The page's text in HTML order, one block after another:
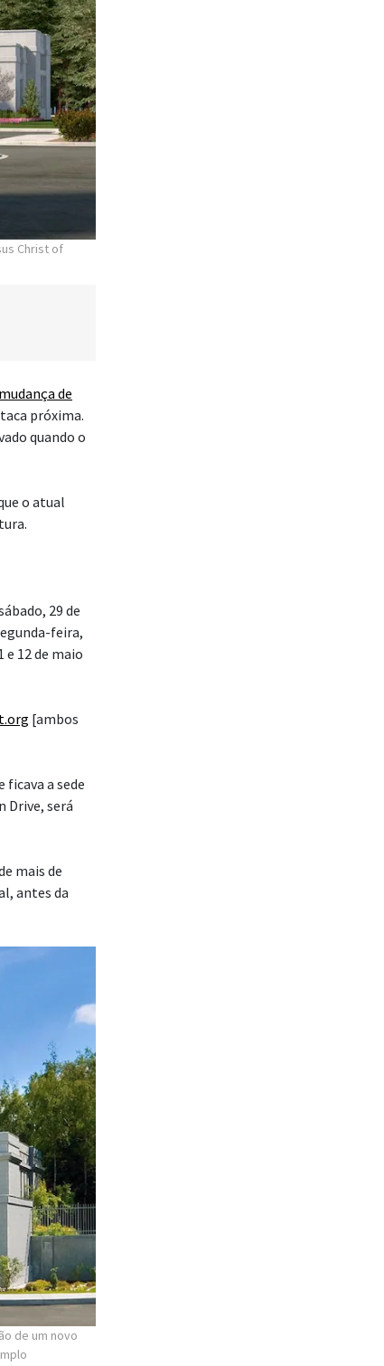
Christ of
de
próxima.
quando o
o atual
29 de
feira,
e 12 de maio
[ambos
a sede
Drive, será
mais de
antes da
de um novo